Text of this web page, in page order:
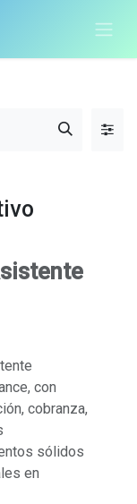
con
cobranza,
sólidos
en